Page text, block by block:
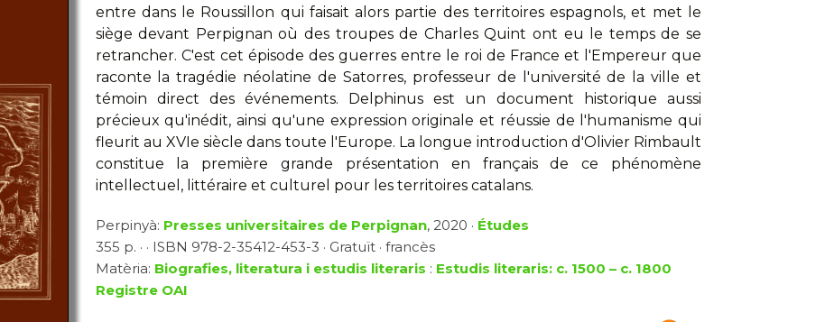
entre dans le Roussillon qui faisait alors partie des territoires espagnols, et met le
siège devant Perpignan où des troupes de Charles Quint ont eu le temps de se
retrancher. C'est cet épisode des guerres entre le roi de France et l'Empereur que
raconte la tragédie néolatine de Satorres, professeur de l'université de la ville et
témoin direct des événements. Delphinus est un document historique aussi
précieux qu'inédit, ainsi qu'une expression originale et réussie de l'humanisme qui
fleurit au XVIe siècle dans toute l'Europe. La longue introduction d'Olivier Rimbault
constitue la première grande présentation en français de ce phénomène
intellectuel, littéraire et culturel pour les territoires catalans.
Perpinyà: Presses universitaires de Perpignan, 2020 · Études
355 p. · · ISBN 978-2-35412-453-3 · Gratuït · francès
Matèria: Biografies, literatura i estudis literaris : Estudis literaris: c. 1500 – c. 1800
Registre OAI